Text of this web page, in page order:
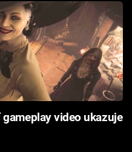
gameplay video ukazuje